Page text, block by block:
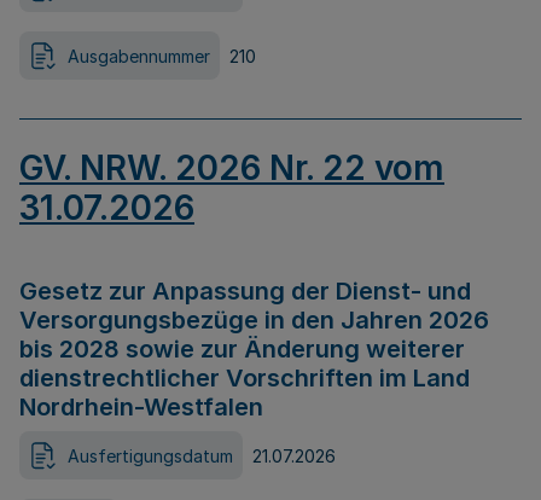
Ausgabennummer 210
GV. NRW. 2026 Nr. 22 vom
31.07.2026
Gesetz zur Anpassung der Dienst- und
Versorgungsbezüge in den Jahren 2026
bis 2028 sowie zur Änderung weiterer
dienstrechtlicher Vorschriften im Land
Nordrhein-Westfalen
Ausfertigungsdatum 21.07.2026